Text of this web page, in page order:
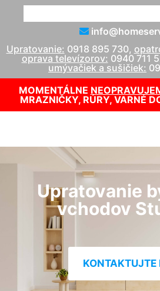
Upratovanie: 0918 895 730,
oprava televízorov: 0940 711
umývačiek a sušičiek:
MOMENTÁLNE
MRAZNIČKY, RÚRY, VARNÉ
Upratovanie
vchodov
KONTAKTUJTE